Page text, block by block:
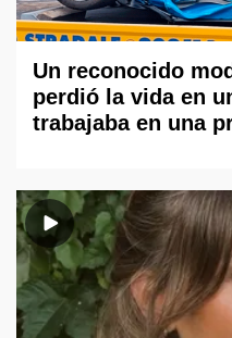
Un reconocido
perdió la vida en
trabajaba en una